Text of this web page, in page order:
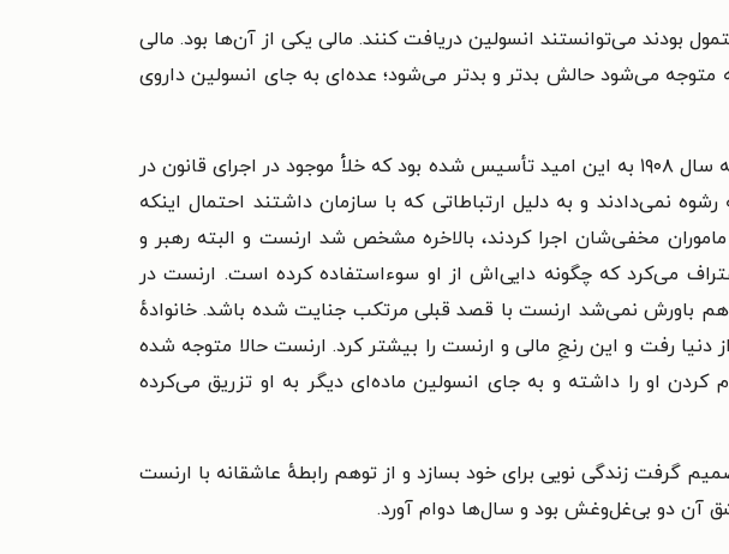
بودند می‌توانستند انسولین دریافت کنند. مالی یکی از آن‌ها بود. مالی
متوجه می‌شود حالش بدتر و بدتر می‌شود؛ عده‌ای به جای انسولین داروی
در بخش دوم کتاب بالاخره کارآگاهان خصوصی وارد می‌شوند. کارآگاه‌هایی از ادارهٔ تحقیقات که سال ۱۹۰۸ به این امید تأسیس شده بود که خلأ موجود در اجرای قانون در
نمی‌دادند و به دلیل ارتباطاتی که با سازمان داشتند احتمال اینکه
مخفی‌شان اجرا کردند، بالاخره مشخص شد ارنست و البته رهبر و
می‌کرد که چگونه دایی‌اش از او سوءاستفاده کرده است. ارنست در
هم باورش نمی‌شد ارنست با قصد قبلی مرتکب جنایت شده باشد. خانوادهٔ
رفت و این رنجِ مالی و ارنست را بیشتر کرد. ارنست حالا متوجه شده
او را داشته و به جای انسولین ماده‌ای دیگر به او تزریق می‌کرده
گرفت زندگی نویی برای خود بسازد و از توهم رابطهٔ عاشقانه با ارنست
آن دو بی‌غل‌وغش بود و سال‌ها دوام آورد.